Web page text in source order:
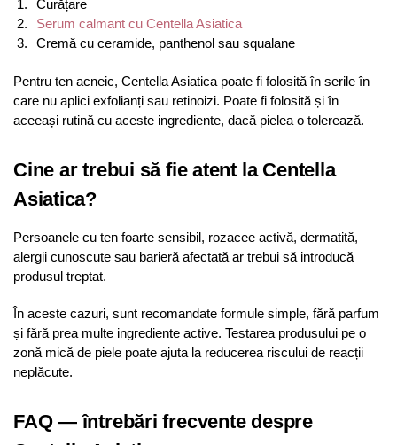
Curățare
Serum calmant cu Centella Asiatica
Cremă cu ceramide, panthenol sau squalane
Pentru ten acneic, Centella Asiatica poate fi folosită în serile în
care nu aplici exfolianți sau retinoizi. Poate fi folosită și în
aceeași rutină cu aceste ingrediente, dacă pielea o tolerează.
Cine ar trebui să fie atent la Centella
Asiatica?
Persoanele cu ten foarte sensibil, rozacee activă, dermatită,
alergii cunoscute sau barieră afectată ar trebui să introducă
produsul treptat.
În aceste cazuri, sunt recomandate formule simple, fără parfum
și fără prea multe ingrediente active. Testarea produsului pe o
zonă mică de piele poate ajuta la reducerea riscului de reacții
neplăcute.
FAQ — întrebări frecvente despre